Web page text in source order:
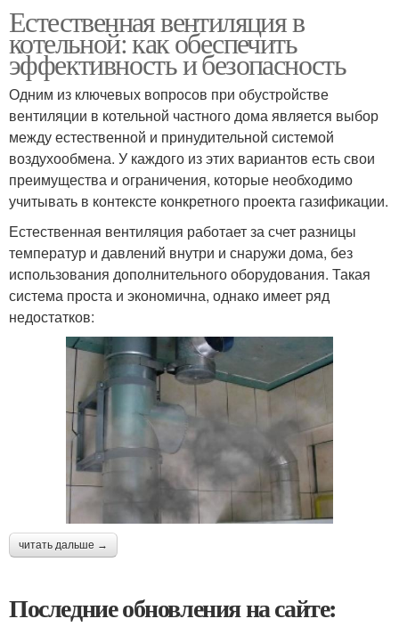
Естественная вентиляция в
котельной: как обеспечить
эффективность и безопасность
Одним из ключевых вопросов при обустройстве
вентиляции в котельной частного дома является выбор
между естественной и принудительной системой
воздухообмена. У каждого из этих вариантов есть свои
преимущества и ограничения, которые необходимо
учитывать в контексте конкретного проекта газификации.
Естественная вентиляция работает за счет разницы
температур и давлений внутри и снаружи дома, без
использования дополнительного оборудования. Такая
система проста и экономична, однако имеет ряд
недостатков:
читать дальше →
Последние обновления на сайте: